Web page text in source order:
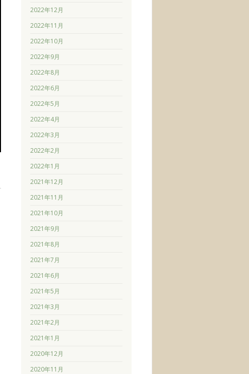
2022年12月
2022年11月
2022年10月
2022年9月
2022年8月
2022年6月
2022年5月
2022年4月
2022年3月
2022年2月
2022年1月
2021年12月
2021年11月
2021年10月
2021年9月
2021年8月
2021年7月
2021年6月
2021年5月
2021年3月
2021年2月
2021年1月
2020年12月
2020年11月